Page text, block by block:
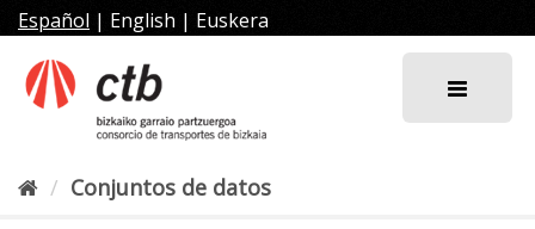
al
contenido
Español | English | Euskera
Conjuntos de datos